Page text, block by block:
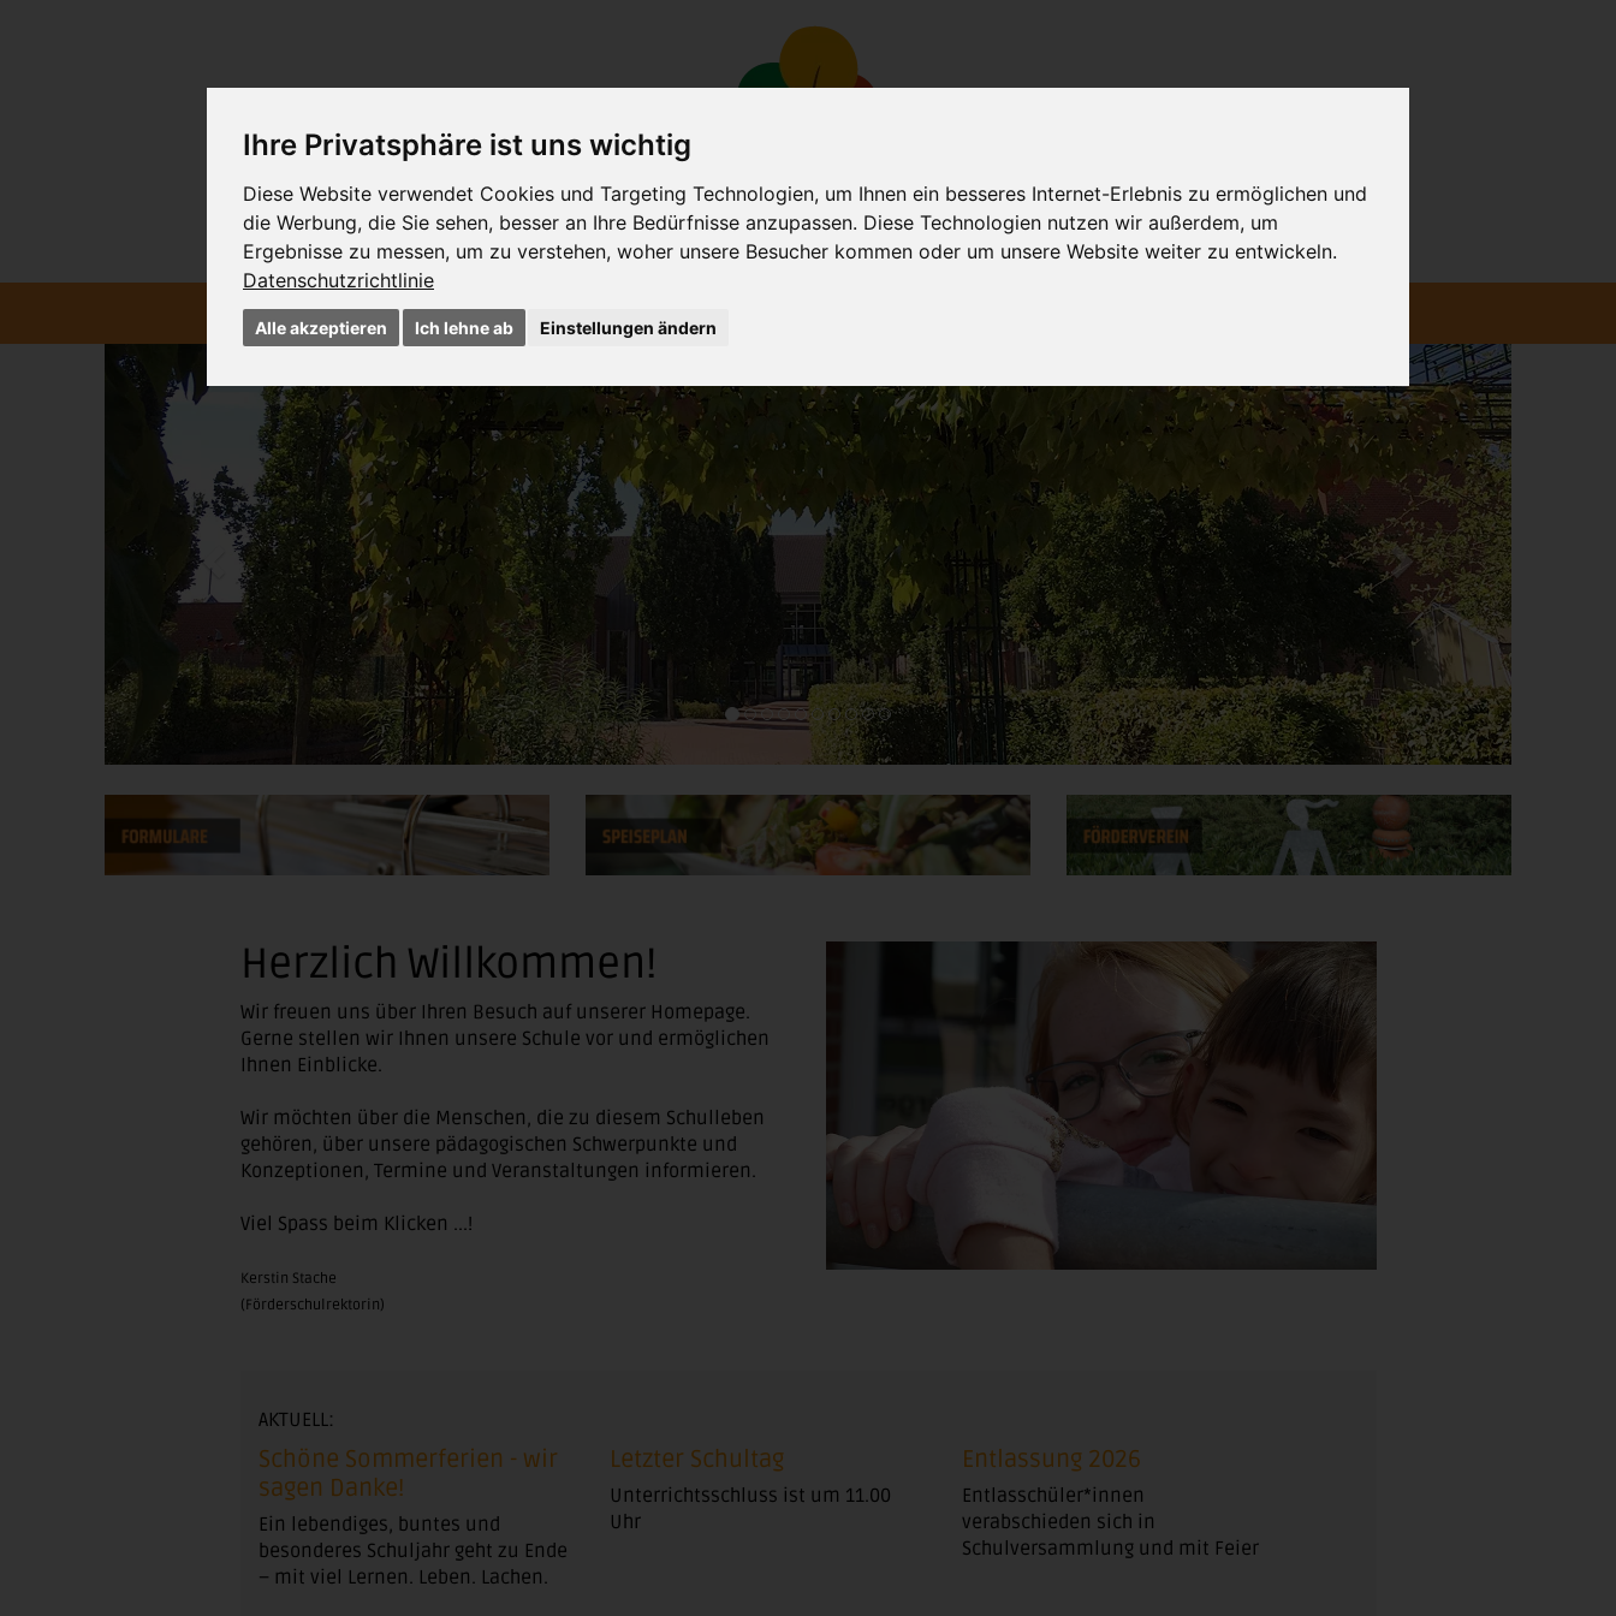
Ihre Privatsphäre ist uns wichtig
Diese Website verwendet Cookies und Targeting Technologien, um Ihnen ein besseres Internet-Erlebnis zu ermöglichen und
die Werbung, die Sie sehen, besser an Ihre Bedürfnisse anzupassen. Diese Technologien nutzen wir außerdem, um
Ergebnisse zu messen, um zu verstehen, woher unsere Besucher kommen oder um unsere Website weiter zu entwickeln.
Datenschutzrichtlinie
Alle akzeptieren Ich lehne ab Einstellungen ändern
STARTSEITE
Weiter
Herzlich Willkommen!
Wir freuen uns über Ihren Besuch auf unserer Homepage.
Gerne stellen wir Ihnen unsere Schule vor und ermöglichen
Ihnen Einblicke.
Wir möchten über die Menschen, die zu diesem Schulleben
gehören, über unsere pädagogischen Schwerpunkte und
Konzeptionen, Termine und Veranstaltungen informieren.
Viel Spass beim Klicken ...!
Kerstin Stache
(Förderschulrektorin)
AKTUELL:
Schöne Sommerferien - wir
sagen Danke!
Ein lebendiges, buntes und
besonderes Schuljahr geht zu Ende
– mit viel Lernen. Leben. Lachen.
Letzter Schultag
Unterrichtsschluss ist um 11.00
Uhr
Entlassung 2026
Entlasschüler*innen
verabschieden sich in
Schulversammlung und mit Feier